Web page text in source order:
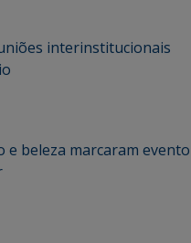
interinstitucionais
e beleza marcaram evento